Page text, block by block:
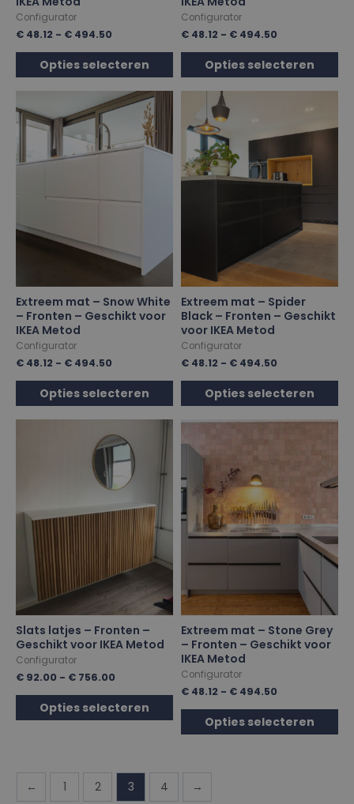
Configurator
€ 48.12 - € 494.50
Opties selecteren
Configurator
€ 48.12 - € 494.50
Opties selecteren
Extreem mat – Snow White
– Fronten – Geschikt voor
IKEA Metod
Configurator
€ 48.12 - € 494.50
Opties selecteren
Extreem mat – Spider
Black – Fronten – Geschikt
voor IKEA Metod
Configurator
€ 48.12 - € 494.50
Opties selecteren
Slats latjes – Fronten –
Geschikt voor IKEA Metod
Configurator
€ 92.00 - € 756.00
Opties selecteren
Extreem mat – Stone Grey
– Fronten – Geschikt voor
IKEA Metod
Configurator
€ 48.12 - € 494.50
Opties selecteren
← 1 2 3 4 →